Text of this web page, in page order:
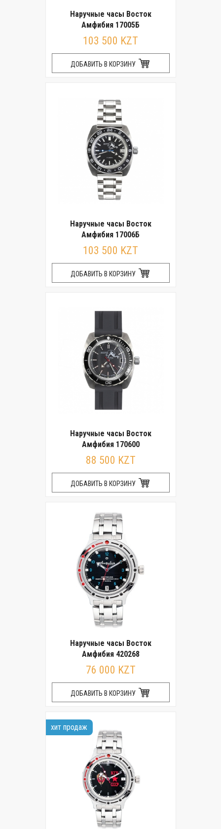
Наручные часы Восток
Амфибия 17005Б
103 500 KZT
ДОБАВИТЬ В КОРЗИНУ
Наручные часы Восток
Амфибия 17006Б
103 500 KZT
ДОБАВИТЬ В КОРЗИНУ
Наручные часы Восток
Амфибия 170600
88 500 KZT
ДОБАВИТЬ В КОРЗИНУ
Наручные часы Восток
Амфибия 420268
76 000 KZT
ДОБАВИТЬ В КОРЗИНУ
хит продаж